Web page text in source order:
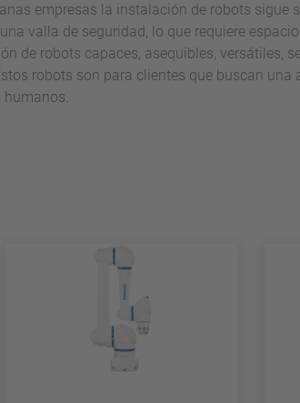
empresas la instalación de robots
valla de seguridad, lo que requiere
de robots capaces, asequibles,
robots son para clientes que buscan